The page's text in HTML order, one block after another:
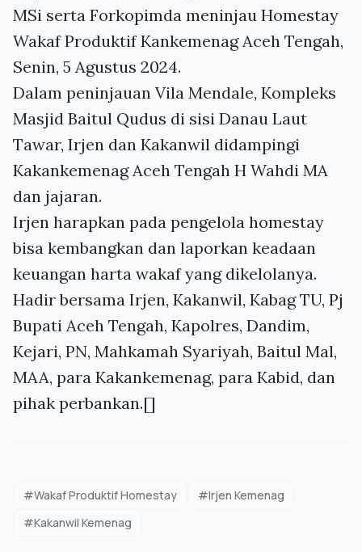
MSi serta Forkopimda meninjau Homestay
Wakaf Produktif Kankemenag Aceh Tengah,
Senin, 5 Agustus 2024.
Dalam peninjauan Vila Mendale, Kompleks
Masjid Baitul Qudus di sisi Danau Laut
Tawar, Irjen dan Kakanwil didampingi
Kakankemenag Aceh Tengah H Wahdi MA
dan jajaran.
Irjen harapkan pada pengelola homestay
bisa kembangkan dan laporkan keadaan
keuangan harta wakaf yang dikelolanya.
Hadir bersama Irjen, Kakanwil, Kabag TU, Pj
Bupati Aceh Tengah, Kapolres, Dandim,
Kejari, PN, Mahkamah Syariyah, Baitul Mal,
MAA, para Kakankemenag, para Kabid, dan
pihak perbankan.[]
#Wakaf Produktif Homestay
#Irjen Kemenag
#Kakanwil Kemenag